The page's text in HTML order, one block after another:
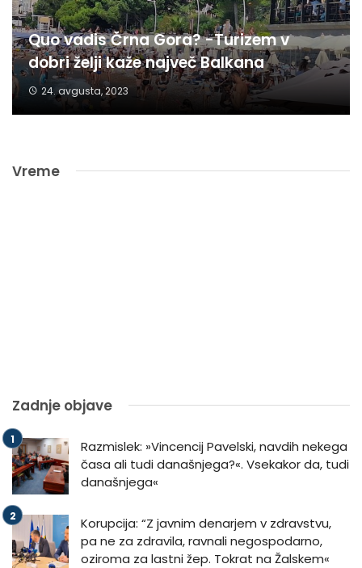
Quo vadis Črna Gora? -Turizem v
dobri želji kaže največ Balkana
24. avgusta, 2023
Vreme
Zadnje objave
Razmislek: »Vincencij Pavelski, navdih nekega
časa ali tudi današnjega?«. Vsekakor da, tudi
današnjega«
Korupcija: “Z javnim denarjem v zdravstvu,
pa ne za zdravila, ravnali negospodarno,
oziroma za lastni žep. Tokrat na Žalskem«